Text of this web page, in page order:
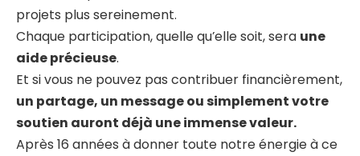
projets plus sereinement.
Chaque participation, quelle qu’elle soit, sera une
aide précieuse.
Et si vous ne pouvez pas contribuer financièrement,
un partage, un message ou simplement votre
soutien auront déjà une immense valeur.
Après 16 années à donner toute notre énergie à ce